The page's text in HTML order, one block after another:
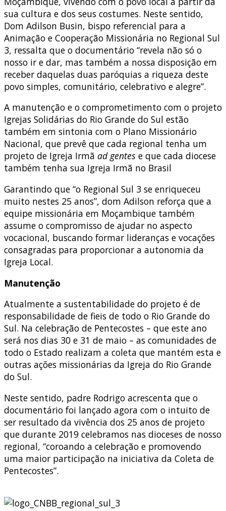
sua cultura e dos seus costumes. Neste sentido,
Dom Adilson Busin, bispo referencial para a
Animação e Cooperação Missionária no Regional Sul
3, ressalta que o documentário “revela não só o
nosso ir e dar, mas também a nossa disposição em
receber daquelas duas paróquias a riqueza deste
povo simples, comunitário, celebrativo e alegre”.
A manutenção e o comprometimento com o projeto
Igrejas Solidárias do Rio Grande do Sul estão
também em sintonia com o Plano Missionário
Nacional, que prevê que cada regional tenha um
projeto de Igreja Irmã ad gentes e que cada diocese
também tenha sua Igreja Irmã no Brasil
Garantindo que “o Regional Sul 3 se enriqueceu
muito nestes 25 anos”, dom Adilson reforça que a
equipe missionária em Moçambique também
assume o compromisso de ajudar no aspecto
vocacional, buscando formar lideranças e vocações
consagradas para proporcionar a autonomia da
Igreja Local.
Manutenção
Atualmente a sustentabilidade do projeto é de
responsabilidade de fieis de todo o Rio Grande do
Sul. Na celebração de Pentecostes – que este ano
será nos dias 30 e 31 de maio – as comunidades de
todo o Estado realizam a coleta que mantém esta e
outras ações missionárias da Igreja do Rio Grande
do Sul.
Neste sentido, padre Rodrigo acrescenta que o
documentário foi lançado agora com o intuito de
ser resultado da vivência dos 25 anos de projeto
que durante 2019 celebramos nas dioceses de nosso
regional, “coroando a celebração e promovendo
uma maior participação na iniciativa da Coleta de
Pentecostes”.